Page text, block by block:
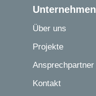
Unternehmen
Über uns
Projekte
Ansprechpartner
Kontakt